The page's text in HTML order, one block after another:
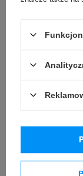
Długość etykiety
odklejenia
Osoby